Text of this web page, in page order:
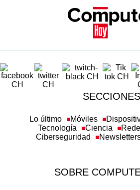
SECCIONES
Lo último Móviles
Tecnología
Ciencia
Ciberseguridad
SOBRE